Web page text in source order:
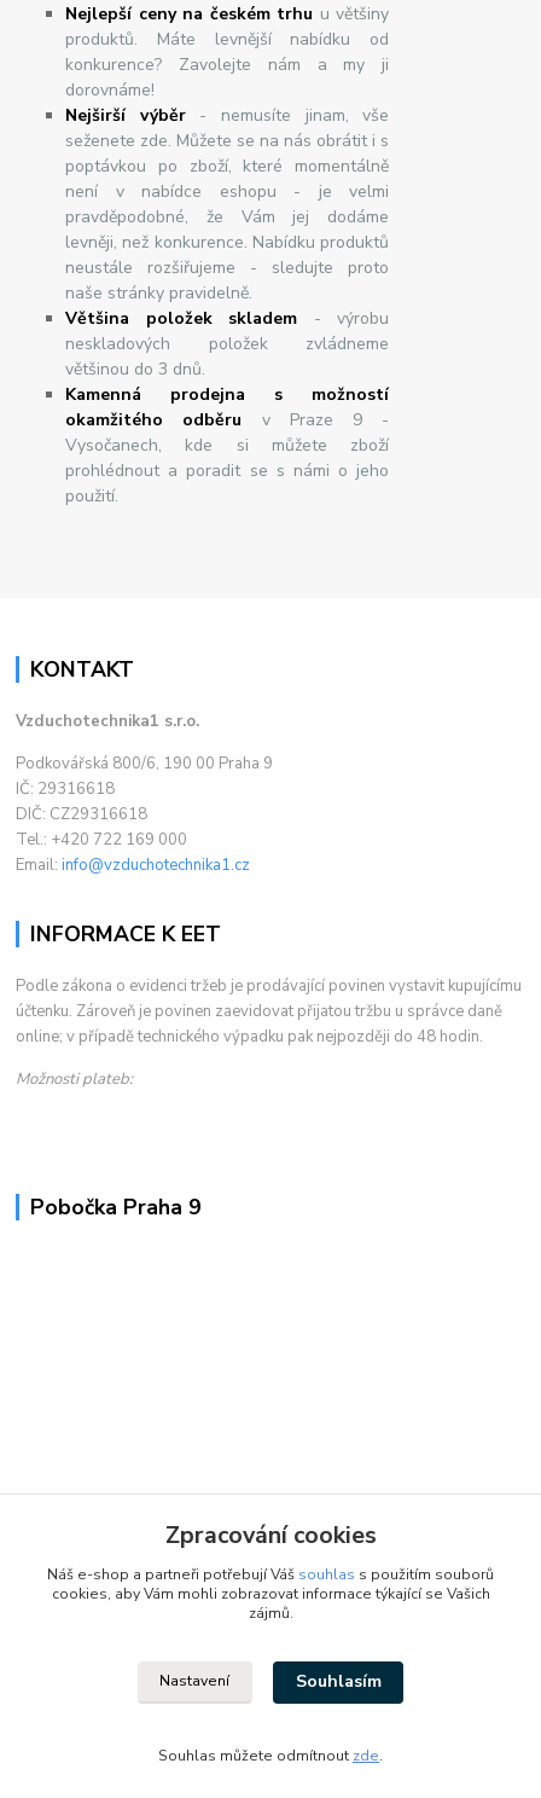
Nejlepší ceny na českém trhu u většiny
produktů. Máte levnější nabídku od
konkurence? Zavolejte nám a my ji
dorovnáme!
Nejširšívýběr- nemusíte jinam, vše
seženete zde. Můžete se na nás obrátit i s
poptávkou po zboží, které momentálně
není v nabídce eshopu - je velmi
pravděpodobné, že Vám jej dodáme
levněji, než konkurence. Nabídku produktů
neustále rozšiřujeme - sledujte proto
naše stránky pravidelně.
Většina položek skladem - výrobu
neskladových položek zvládneme
většinou do 3 dnů.
Kamenná prodejna s možností
okamžitého odběru v Praze 9 -
Vysočanech, kde si můžete zboží
prohlédnout a poradit se s námi o jeho
použití.
KONTAKT
Vzduchotechnika1 s.r.o.
Podkovářská 800/6, 190 00 Praha 9
IČ: 29316618
DIČ: CZ29316618
Tel.: +420 722 169 000
Email:info@vzduchotechnika1.cz
INFORMACE K EET
Podle zákona o evidenci tržeb je prodávající povinen vystavit kupujícímu
účtenku. Zároveň je povinen zaevidovat přijatou tržbu u správce daně
online; v případě technického výpadku pak nejpozději do 48 hodin.
Možnosti plateb:
Pobočka Praha 9
Vytvořeno na
Eshop-rychle.cz
Zpracování cookies
Náš e-shop a partneři potřebují Váš souhlas s použitím souborů
cookies, aby Vám mohli zobrazovat informace týkající se Vašich
zájmů.
Nastavení Souhlasím
Souhlas můžete odmítnout zde.